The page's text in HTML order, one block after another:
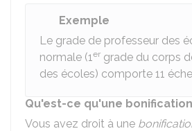
Exemple
Le grade de professeur des
normale (1er grade du corps
des écoles) comporte 11
Qu'est-ce qu'une
Vous avez droit à une